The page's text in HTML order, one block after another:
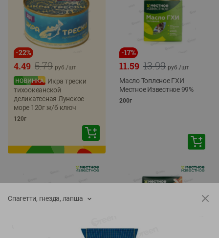
-22%
5.79
4.49 руб./шт
Икра трески
тихоокеанской
деликатесная Лунское
море 120г ж/б ключ
120г
-17%
13.99
11.59 руб./шт
Масло Топленое ГХИ
Местное Известное 99%
200г
Спагетти, гнезда, лапша